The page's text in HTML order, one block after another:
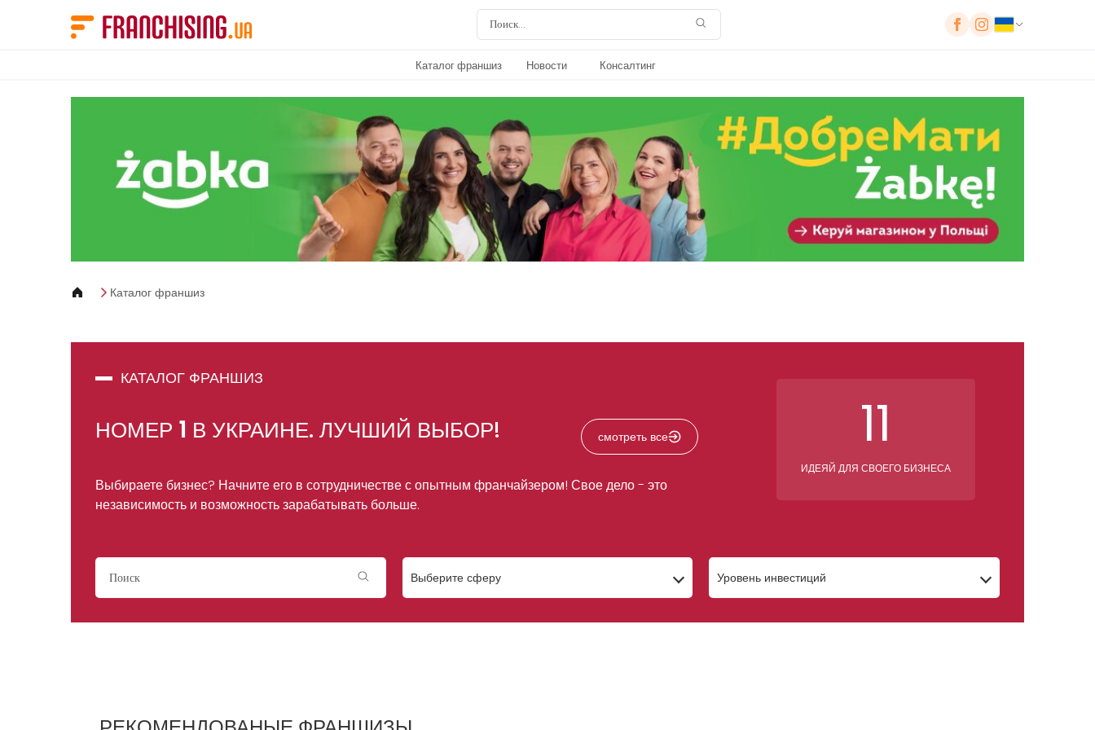
Каталог франшиз Новости Консалтинг
Каталог франшиз
КАТАЛОГ ФРАНШИЗ
НОМЕР 1 В УКРАИНЕ. ЛУЧШИЙ ВЫБОР! смотреть все
Выбираете бизнес? Начните его в сотрудничестве с опытным франчайзером! Свое дело - это
независимость и возможность зарабатывать больше.
11
ИДЕЯЙ ДЛЯ СВОЕГО БИЗНЕСА
Выберите сферу Уровень инвестиций